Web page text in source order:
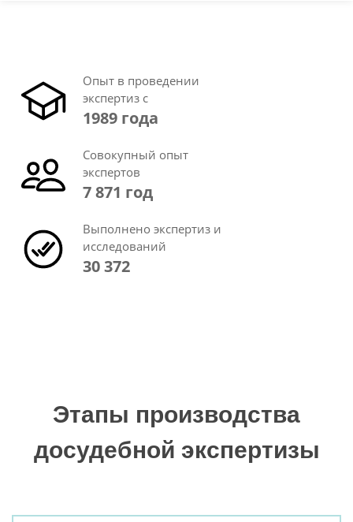
Опыт в проведении
экспертиз с
1989 года
Совокупный опыт
экспертов
7 871 год
Выполнено экспертиз и
исследований
30 372
Этапы производства
досудебной экспертизы